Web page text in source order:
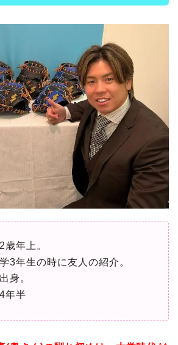
年上。
3年生の時に友人の紹介。
身。
年半